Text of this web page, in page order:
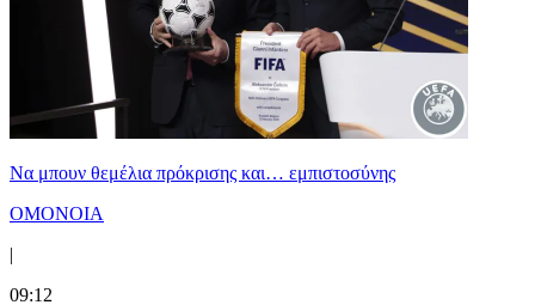
Να μπουν θεμέλια πρόκρισης και… εμπιστοσύνης
ΟΜΟΝΟΙΑ
|
09:12